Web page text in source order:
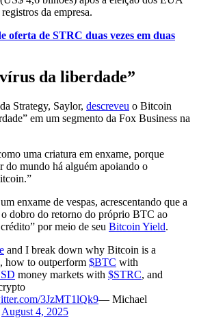
da empresa.
oferta de STRC duas vezes em duas
da liberdade”
Strategy, Saylor, descreveu o Bitcoin
em um segmento da Fox Business na
uma criatura em enxame, porque
do mundo há alguém apoiando o
enxame de vespas, acrescentando que a
o dobro do retorno do próprio BTC ao
por meio de seu Bitcoin Yield.
and I break down why Bitcoin is a
how to outperform $BTC with
money markets with $STRC, and
3JzMT1lQk9— Michael
August 4, 2025